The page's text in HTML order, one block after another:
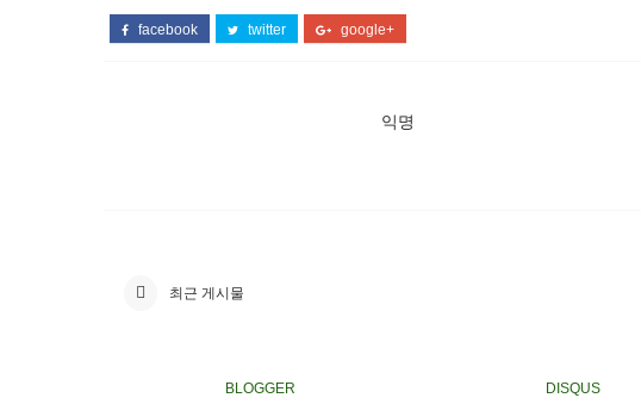
facebook twitter google+
익명
최근 게시물
BLOGGER DISQUS